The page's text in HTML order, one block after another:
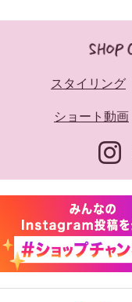
スタイリング
ショート動画